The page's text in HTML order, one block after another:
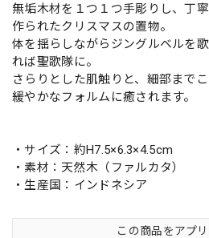
無垢木材を１つ１つ手彫りし、丁
作られたクリスマスの置物。
体を揺らしながらジングルベルを
れば聖歌隊に。
さらりとした肌触りと、細部まで
緩やかなフォルムに癒されます。
・サイズ：約H7.5×6.3×4.5cm
・素材：天然木（ファルカタ）
・生産国：インドネシア
この商品をアプ